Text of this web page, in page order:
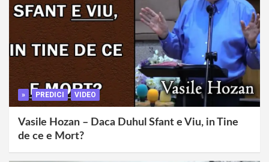
» PREDICI VIDEO
Vasile Hozan – Daca Duhul Sfant e Viu, in Tine
de ce e Mort?